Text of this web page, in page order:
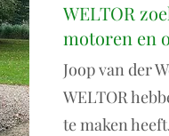
WELTOR
motoren en
Joop van der
WELTOR
te maken